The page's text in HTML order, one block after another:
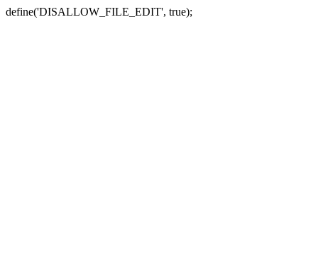
define('DISALLOW_FILE_EDIT', true);